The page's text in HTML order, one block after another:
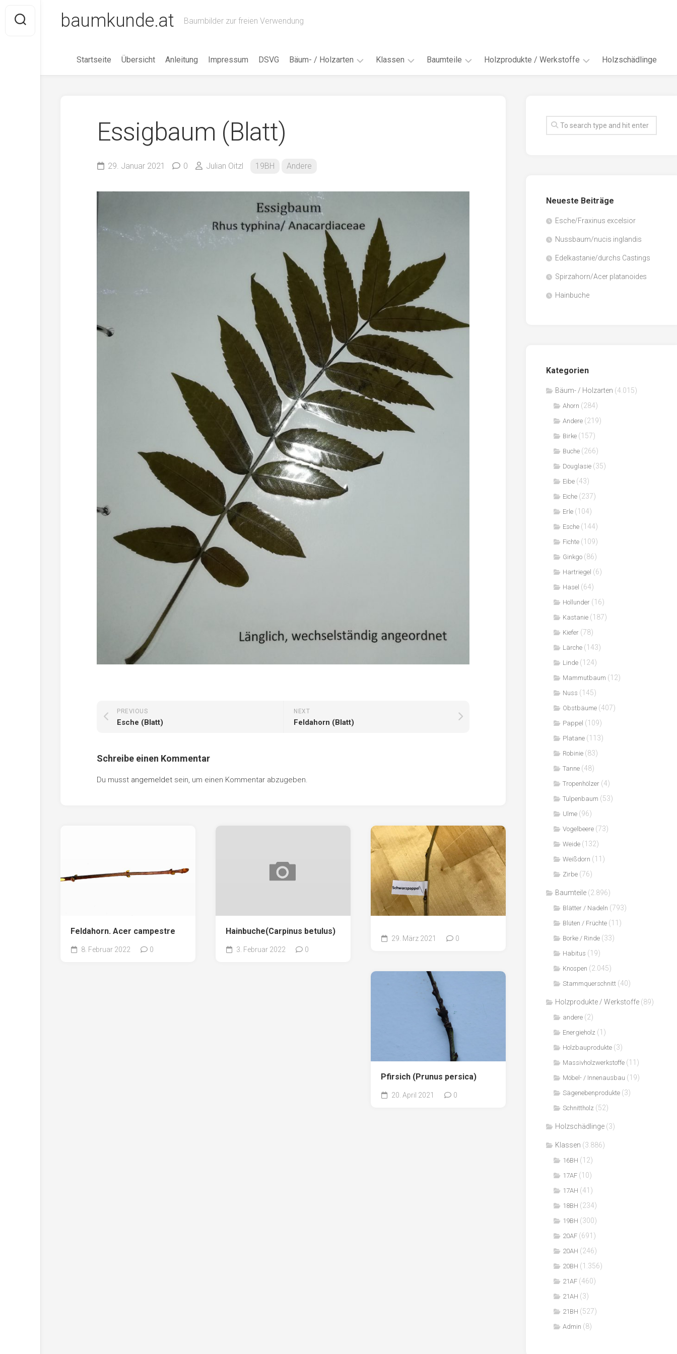
content
baumkunde.at Baumbilder zur freien Verwendung
Startseite Übersicht Anleitung Impressum DSVG Bäum- / Holzarten
Eibe
Eiche
Erle
Ginkgo
Hartriegel
Hollunder
Kastanie
Kiefer
Lärche
Linde
Mammutbaum
Nuss
Pappel
Platane
Robinie
Tanne
Vogelbeere
Klassen
18AH
19AH
19BH
20AF
20AH
Admin
Baumteile Holzprodukte / Werkstoffe
Faserwerkstoffe
Sägenebenprodukte
Holzschädlinge
Essigbaum (Blatt)
29. Januar 2021 0 Julian Oitzl 19BH Andere
NEXT
Feldahorn (Blatt)
PREVIOUS
Esche (Blatt)
Schreibe einen Kommentar
Du musst angemeldet sein, um einen Kommentar abzugeben.
Feldahorn. Acer campestre
8. Februar 2022 0
Hainbuche(Carpinus betulus)
3. Februar 2022 0
29. März 2021 0
Pfirsich (Prunus persica)
20. April 2021 0
Neueste Beiträge
Esche/Fraxinus excelsior
Nussbaum/nucis inglandis
Edelkastanie/durchs Castings
Spirzahorn/Acer platanoides
Hainbuche
Kategorien
Bäum- / Holzarten (4.015)
Ahorn (284)
Andere (219)
Birke (157)
Buche (266)
Douglasie (35)
Eibe (43)
Eiche (237)
Erle (104)
Esche (144)
Fichte (109)
Ginkgo (86)
Hartriegel (6)
Hasel (64)
Hollunder (16)
Kastanie (187)
Kiefer (78)
Lärche (143)
Linde (124)
Mammutbaum (12)
Nuss (145)
Obstbäume (407)
Pappel (109)
Platane (113)
Robinie (83)
Tanne (48)
Tropenhölzer (4)
Tulpenbaum (53)
Ulme (96)
Vogelbeere (73)
Weide (132)
Weißdorn (11)
Zirbe (76)
Baumteile (2.896)
Blätter / Nadeln (793)
Blüten / Früchte (11)
Borke / Rinde (33)
Habitus (19)
Knospen (2.045)
Stammquerschnitt (40)
Holzprodukte / Werkstoffe (89)
andere (2)
Energieholz (1)
Holzbauprodukte (3)
Massivholzwerkstoffe (11)
Möbel- / Innenausbau (19)
Sägenebenprodukte (3)
Schnittholz (52)
Holzschädlinge (3)
Klassen (3.886)
16BH (12)
17AF (10)
17AH (41)
18BH (234)
19BH (300)
20AF (691)
20AH (246)
20BH (1.356)
21AF (460)
21AH (3)
21BH (527)
Admin (8)